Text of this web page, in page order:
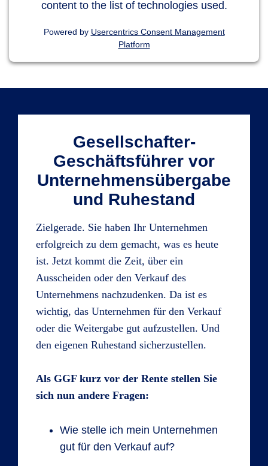
content to the list of technologies used.
Powered by Usercentrics Consent Management
Platform
Gesellschafter-
Geschäftsführer vor
Unternehmensübergabe
und Ruhestand
Zielgerade. Sie haben Ihr Unternehmen
erfolgreich zu dem gemacht, was es heute
ist. Jetzt kommt die Zeit, über ein
Ausscheiden oder den Verkauf des
Unternehmens nachzudenken. Da ist es
wichtig, das Unternehmen für den Verkauf
oder die Weitergabe gut aufzustellen. Und
den eigenen Ruhestand sicherzustellen.
Als GGF kurz vor der Rente stellen Sie
sich nun andere Fragen:
Wie stelle ich mein Unternehmen
gut für den Verkauf auf?